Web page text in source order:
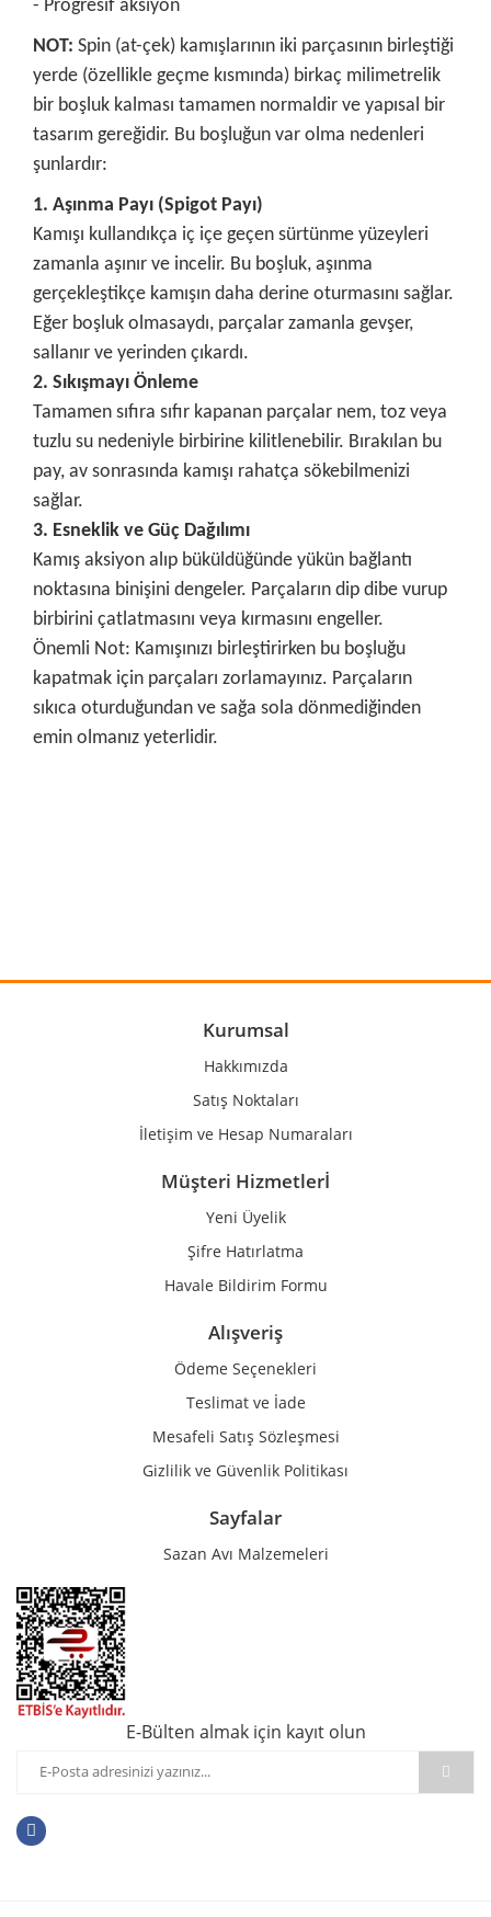
- Progresif aksiyon
NOT: Spin (at-çek) kamışlarının iki parçasının birleştiği
yerde (özellikle geçme kısmında) birkaç milimetrelik
bir boşluk kalması tamamen normaldir ve yapısal bir
tasarım gereğidir. Bu boşluğun var olma nedenleri
şunlardır:
1. Aşınma Payı (Spigot Payı)
Kamışı kullandıkça iç içe geçen sürtünme yüzeyleri
zamanla aşınır ve incelir. Bu boşluk, aşınma
gerçekleştikçe kamışın daha derine oturmasını sağlar.
Eğer boşluk olmasaydı, parçalar zamanla gevşer,
sallanır ve yerinden çıkardı.
2. Sıkışmayı Önleme
Tamamen sıfıra sıfır kapanan parçalar nem, toz veya
tuzlu su nedeniyle birbirine kilitlenebilir. Bırakılan bu
pay, av sonrasında kamışı rahatça sökebilmenizi
sağlar.
3. Esneklik ve Güç Dağılımı
Kamış aksiyon alıp büküldüğünde yükün bağlantı
noktasına binişini dengeler. Parçaların dip dibe vurup
birbirini çatlatmasını veya kırmasını engeller.
Önemli Not: Kamışınızı birleştirirken bu boşluğu
kapatmak için parçaları zorlamayınız. Parçaların
sıkıca oturduğundan ve sağa sola dönmediğinden
emin olmanız yeterlidir.
Ürün açıklamasında eksik bilgiler bulunuyor.
Ürün bilgilerinde hatalar bulunuyor.
Gönder
Kurumsal
Hakkımızda
Satış Noktaları
İletişim ve Hesap Numaraları
Müşteri Hizmetlerİ
Yeni Üyelik
Şifre Hatırlatma
Havale Bildirim Formu
Alışveriş
Ödeme Seçenekleri
Teslimat ve İade
Mesafeli Satış Sözleşmesi
Gizlilik ve Güvenlik Politikası
Sayfalar
Sazan Avı Malzemeleri
E-Bülten almak için kayıt olun